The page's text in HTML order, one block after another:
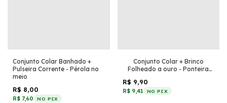
Conjunto Colar Banhado +
Pulseira Corrente - Pérola no
meio
R$ 8,00
R$ 7,60 NO PIX
Conjunto Colar + Brinco
Folheado a ouro - Ponteira
R$ 9,90
R$ 9,41 NO PIX